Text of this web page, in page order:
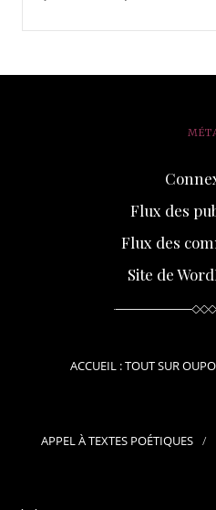
Flux des
Flux des
Site de
ACCUEIL : TOUT SUR
APPEL À TEXTES POÉTIQUES